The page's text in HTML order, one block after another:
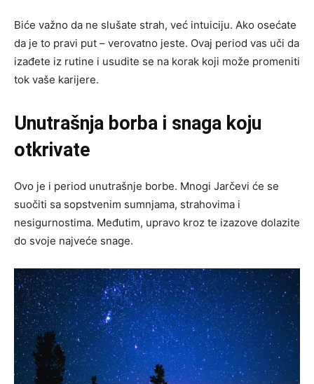
Biće važno da ne slušate strah, već intuiciju. Ako osećate
da je to pravi put – verovatno jeste. Ovaj period vas uči da
izađete iz rutine i usudite se na korak koji može promeniti
tok vaše karijere.
Unutrašnja borba i snaga koju
otkrivate
Ovo je i period unutrašnje borbe. Mnogi Jarčevi će se
suočiti sa sopstvenim sumnjama, strahovima i
nesigurnostima. Međutim, upravo kroz te izazove dolazite
do svoje najveće snage.